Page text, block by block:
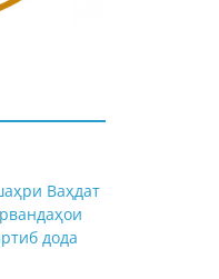
Ваҳдат
дода